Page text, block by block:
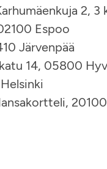
2, 3
Espoo
Järvenpää
14, 05800